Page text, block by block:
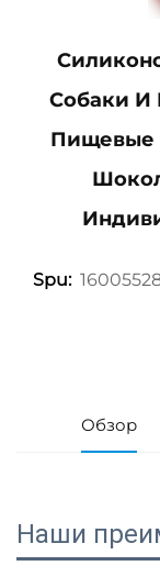
Собаки И
Пищевые
Spu:
Обзор
Наши